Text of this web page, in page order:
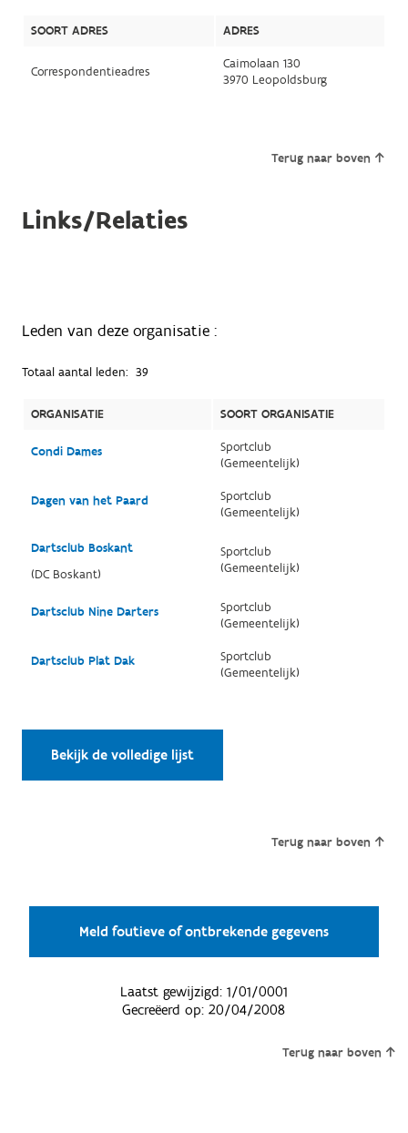
SOORT ADRES ADRES
Correspondentieadres
Caimolaan 130
3970 Leopoldsburg
Terug naar boven
Links/Relaties
Leden van deze organisatie :
Totaal aantal leden: 39
ORGANISATIE SOORT ORGANISATIE
Condi Dames
Sportclub
(Gemeentelijk)
Dagen van het Paard
Sportclub
(Gemeentelijk)
Dartsclub Boskant
(DC Boskant)
Sportclub
(Gemeentelijk)
Dartsclub Nine Darters
Sportclub
(Gemeentelijk)
Dartsclub Plat Dak
Sportclub
(Gemeentelijk)
Bekijk de volledige lijst
Terug naar boven
Meld foutieve of ontbrekende gegevens
Laatst gewijzigd: 1/01/0001
Gecreëerd op:20/04/2008
Terug naar boven